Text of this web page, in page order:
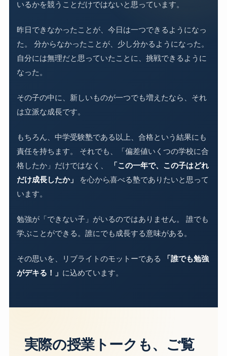
いるかを競うことだけではないと思っています。
昨日できなかったことが、今日は一つできるようになっ
た。 分からなかったことが、少し分かるようになった。
自分には無理だと思っていたことに、挑戦できるように
なった。
その子の中に、新しいものが一つでも増えたなら、それ
は立派な成長です。
もちろん、中学受験塾である以上、合格という結果にも
責任を持ちます。 それでも、「偏差値いくつの学校に合
格したか」だけではなく、
「この一年で、この子はどれ
だけ成長したか」
を心から喜べる塾でありたいと思って
います。
勉強が「できない子」がいるのではありません。 誰でも
学ぶことができる。誰にでも成長する意味がある。
その思いを、リブライトのモットーである
「誰でも勉強
がデキる！」 に込めています。
実際の授業トークも、ご覧